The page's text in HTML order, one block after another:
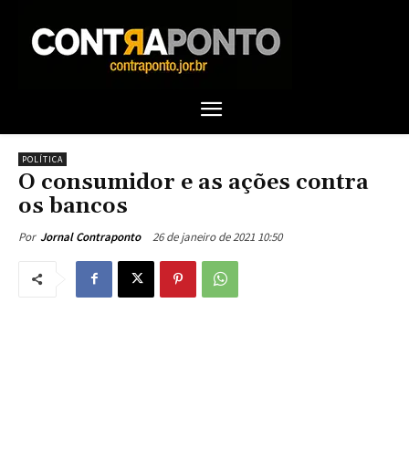
POLÍTICA
O consumidor e as ações contra
os bancos
Por Jornal Contraponto 26 de janeiro de 2021 10:50